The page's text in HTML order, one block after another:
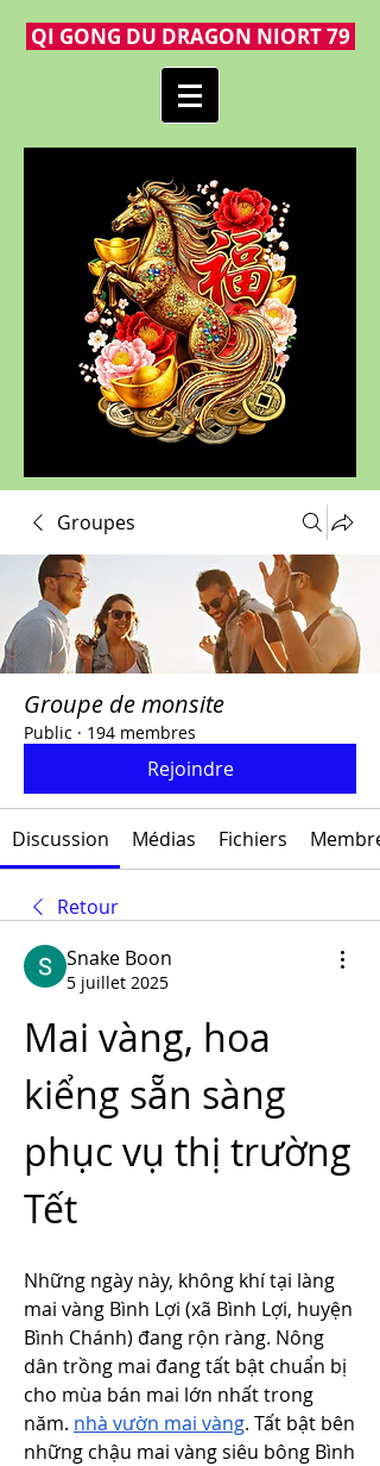
QI GONG DU DRAGON NIORT 79
Groupes
Groupe de monsite
Public · 194 membres
Rejoindre
Discussion Médias Fichiers
Retour
Snake Boon
5 juillet 2025
Mai vàng, hoa
kiểng sẵn sàng
phục vụ thị trường
Tết
Những ngày này, không khí tại làng
mai vàng Bình Lợi (xã Bình Lợi, huyện
Bình Chánh) đang rộn ràng. Nông
dân trồng mai đang tất bật chuẩn bị
cho mùa bán mai lớn nhất trong
năm. nhà vườn mai vàng. Tất bật bên
những chậu mai vàng siêu bông Bình